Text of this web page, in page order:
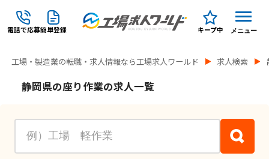
電話で応募簡単登録 キープ中 メニュー
工場・製造業の転職・求人情報なら工場求人ワールド 求人検索
静岡県の座り作業の求人一覧